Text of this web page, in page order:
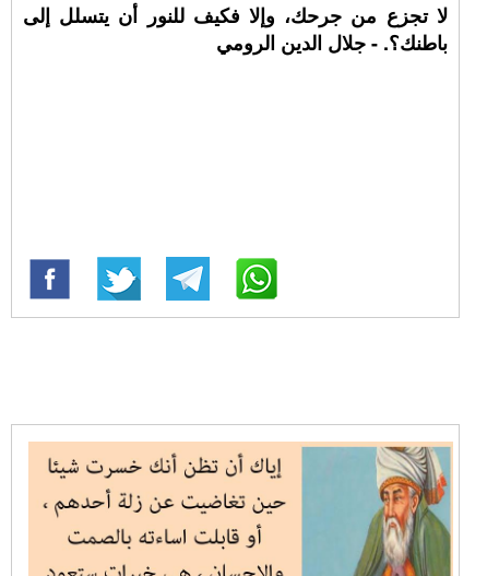
لا تجزع من جرحك، وإلا فكيف للنور أن يتسلل إلى
باطنك؟. - جلال الدين الرومي